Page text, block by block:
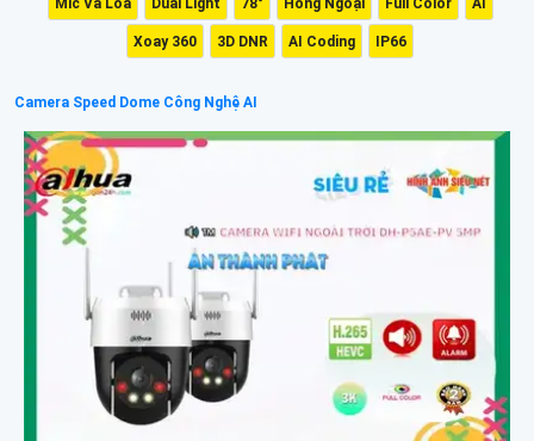
Xoay 360 3D DNR AI Coding IP66
Camera Speed Dome Công Nghệ AI